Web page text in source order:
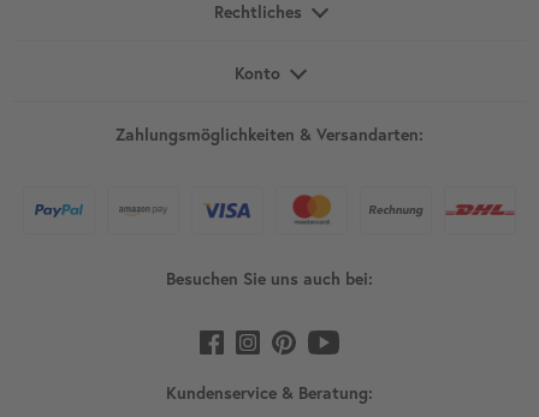
Rechtliches
Konto
Zahlungsmöglichkeiten & Versandarten:
Besuchen Sie uns auch bei:
Kundenservice & Beratung: